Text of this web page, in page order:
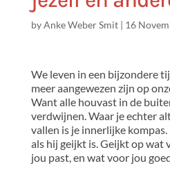
byAnke Weber Smit| 16
We leven in een bijzondere
meer aangewezen zijn op
Want alle houvast in de
verdwijnen. Waar je echter
vallen is je innerlijke
als hij geijkt is. Geijkt op wat
jou past, en wat voor jou